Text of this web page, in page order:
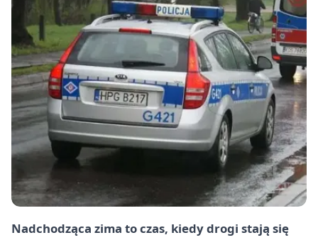
Nadchodząca zima to czas, kiedy drogi stają się